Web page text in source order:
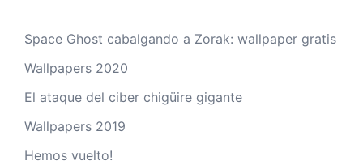
Space Ghost cabalgando a Zorak: wallpaper gratis
Wallpapers 2020
El ataque del ciber chigüire gigante
Wallpapers 2019
Hemos vuelto!